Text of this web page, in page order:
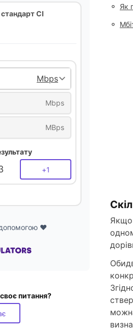
СІ
Mbps
MBps
+1
❤️
питання?
◦ Як
◦
Якщо